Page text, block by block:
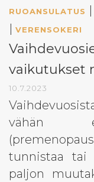
RUOANSULATUS |
| VERENSOKERI
vaikutukset
10.7.2023
vähän
tunnistaa tai
paljon